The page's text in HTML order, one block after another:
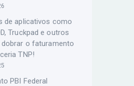
de aplicativos como
Truckpad e outros
o faturamento
TNP!
PBI Federal